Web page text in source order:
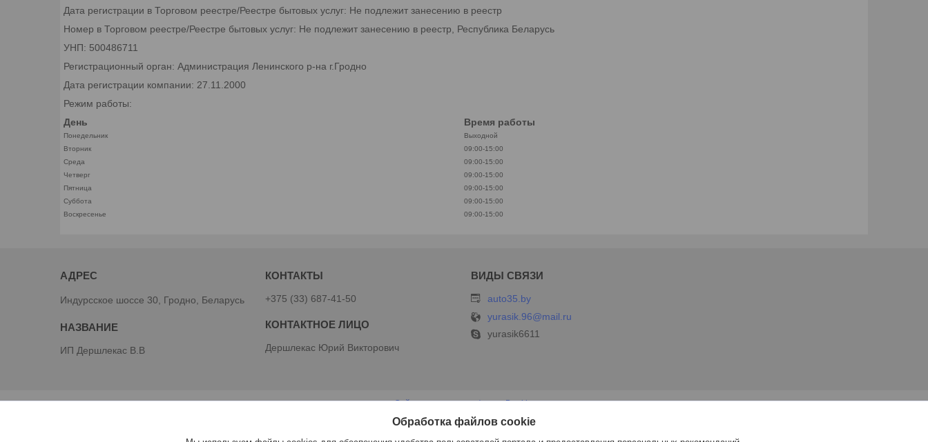
Дата регистрации в Торговом реестре/Реестре бытовых услуг: Не подлежит занесению в реестр
Номер в Торговом реестре/Реестре бытовых услуг: Не подлежит занесению в реестр, Республика Беларусь
УНП: 500486711
Регистрационный орган: Администрация Ленинского р-на г.Гродно
Дата регистрации компании: 27.11.2000
Режим работы:
День
Время работы
Понедельник
Выходной
Вторник
09:00-15:00
Среда
09:00-15:00
Четверг
09:00-15:00
Пятница
09:00-15:00
Суббота
09:00-15:00
Воскресенье
09:00-15:00
Индурсское шоссе 30, Гродно, Беларусь
ИП Дершлекас В.В
+375 (33) 687-41-50
Дершлекас Юрий Викторович
auto35.by
yurasik.96@mail.ru
yurasik6611
Сайт создан на платформе Deal.by
Политика обработки файлов cookies
Обработка файлов cookie
ИП Дершлекас В.В | Пожаловаться на контент